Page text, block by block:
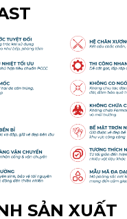
SẢN XUẤT